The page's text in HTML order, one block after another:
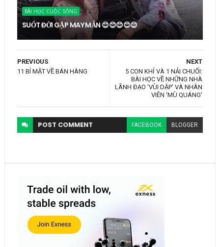
BÀI HỌC CUỘC SỐNG
SUỐT ĐỜI GẶP MAY MẮN 😊😊😊😊😊
NEXT
5 CON KHỈ VÀ 1 NẢI CHUỐI:
BÀI HỌC VỀ NHỮNG NHÀ
LÃNH ĐẠO ‘VÙI DẬP’ VÀ NHÂN
VIÊN ‘MÙ QUÁNG’
PREVIOUS
11 BÍ MẬT VỀ BÁN HÀNG
POST COMMENT FACEBOOK BLOGGER